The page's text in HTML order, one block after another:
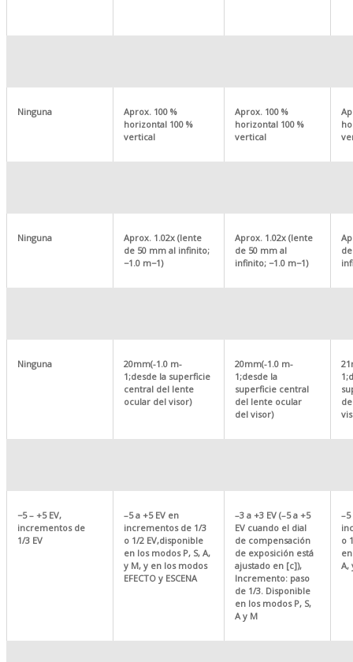
Ninguna
Aprox. 100 %
horizontal 100 %
vertical
Aprox. 100 %
horizontal 100 %
vertical
Ninguna
Aprox. 1.02x (lente
de 50 mm al infinito;
−1.0 m−1)
Aprox. 1.02x (lente
de 50 mm al
infinito; −1.0 m−1)
Ninguna
20mm(-1.0 m-
1;desde la superficie
central del lente
ocular del visor)
20mm(-1.0 m-
1;desde la
superficie central
del lente ocular
del visor)
−5 – +5 EV,
incrementos de
1/3 EV
–5 a +5 EV en
incrementos de 1/3
o 1/2 EV,disponible
en los modos P, S, A,
y M, y en los modos
EFECTO y ESCENA
–3 a +3 EV (–5 a +5
EV cuando el dial
de compensación
de exposición está
ajustado en [c]),
Incremento: paso
de 1/3. Disponible
en los modos P, S,
A y M
–5
o
A,